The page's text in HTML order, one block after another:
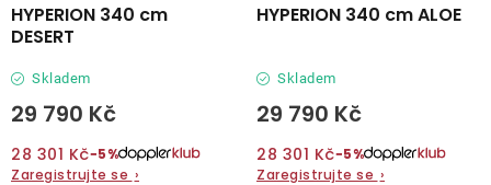
HYPERION 340 cm
DESERT
Skladem
29 790 Kč
28 301 Kč−5%
Zaregistrujte se ›
HYPERION 340 cm ALOE
Skladem
29 790 Kč
28 301 Kč−5%
Zaregistrujte se ›